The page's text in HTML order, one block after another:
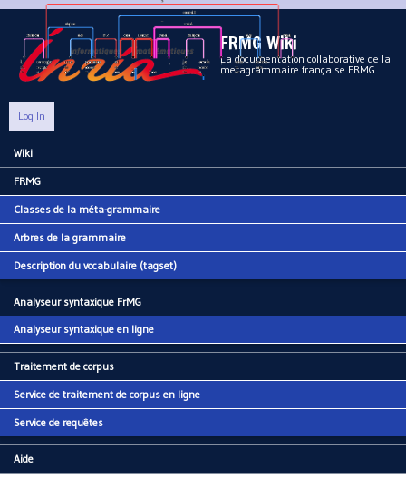
Aller au contenu principal
FRMG Wiki
La documentation collaborative de la
metagrammaire française FRMG
Log In
Main menu
Wiki
FRMG
Classes de la méta-grammaire
Arbres de la grammaire
Description du vocabulaire (tagset)
Analyseur syntaxique FrMG
Analyseur syntaxique en ligne
Traitement de corpus
Service de traitement de corpus en ligne
Service de requêtes
Aide